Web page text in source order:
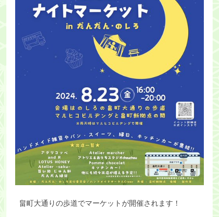
畠町大通りの歩道でマーケットが開催されます！